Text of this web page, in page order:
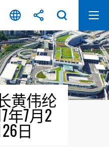
黄伟纶
年7月2
日